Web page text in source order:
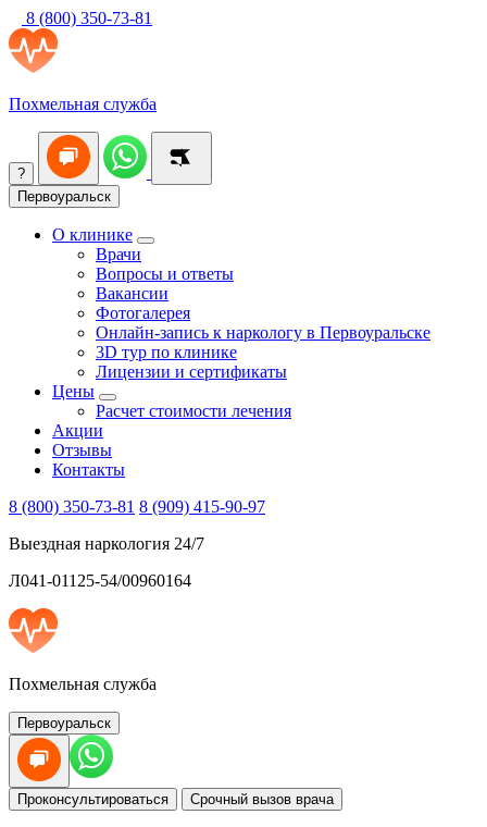
8 (800) 350-73-81
Похмельная служба
?
Первоуральск
О клинике
Врачи
Вопросы и ответы
Вакансии
Фотогалерея
Онлайн-запись к наркологу в Первоуральске
3D тур по клинике
Лицензии и сертификаты
Цены
Расчет стоимости лечения
Акции
Отзывы
Контакты
8 (800) 350-73-81 8 (909) 415-90-97
Выездная наркология 24/7
Л041-01125-54/00960164
Похмельная служба
Первоуральск
Проконсультироваться Срочный вызов врача